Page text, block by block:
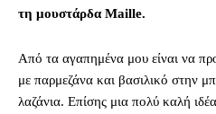
τη μουστάρδα Maille.
Από τα αγαπημένα μου είναι να
με παρμεζάνα και βασιλικό στην
λαζάνια. Επίσης μια πολύ καλή